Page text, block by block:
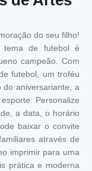
do seu filho!
tema de futebol é
campeão. Com
futebol, um troféu
aniversariante, a
Personalize
a data, o horário
baixar o convite
através de
imprimir para uma
prática e moderna